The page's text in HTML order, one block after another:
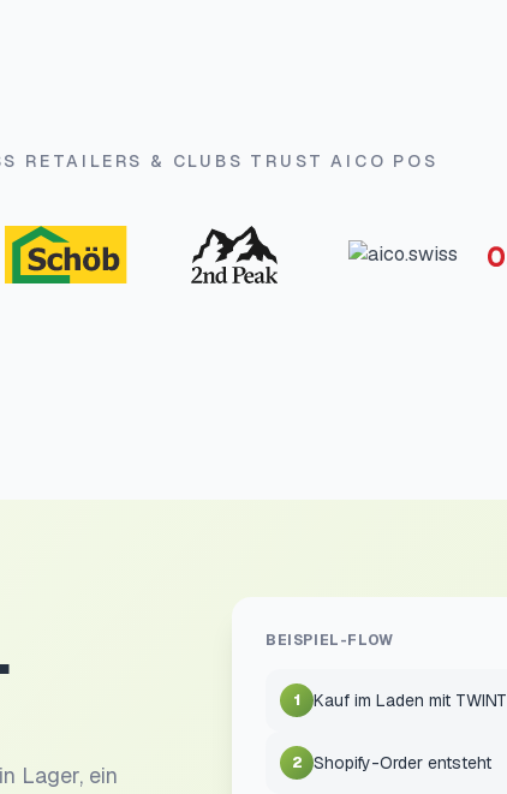
RETAILERS & CLUBS TRUST AICO POS
Lager, ein
BEISPIEL-FLOW
1 Kauf im Laden mit TWINT
2 Shopify-Order entsteht